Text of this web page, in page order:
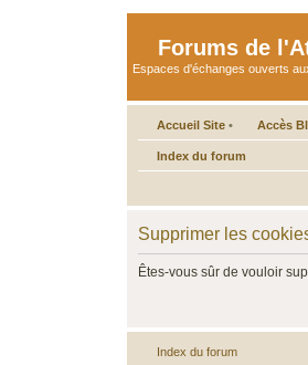
Forums de
Espaces d'échanges ouverts
Accueil Site • Accès
Index du forum
Supprimer les
Êtes-vous sûr de vouloir
Index du forum